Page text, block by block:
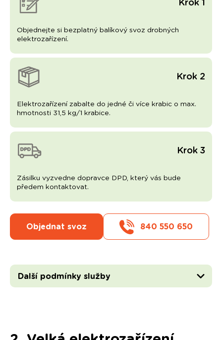
Krok 1
Objednejte si bezplatný balíkový svoz drobných
elektrozařízení.
Krok 2
Elektrozařízení zabalte do jedné či více krabic o max.
hmotnosti 31,5 kg/1 krabice.
Krok 3
Zásilku vyzvedne dopravce DPD, který vás bude
předem kontaktovat.
Objednat svoz 840 550 650
Další podmínky služby